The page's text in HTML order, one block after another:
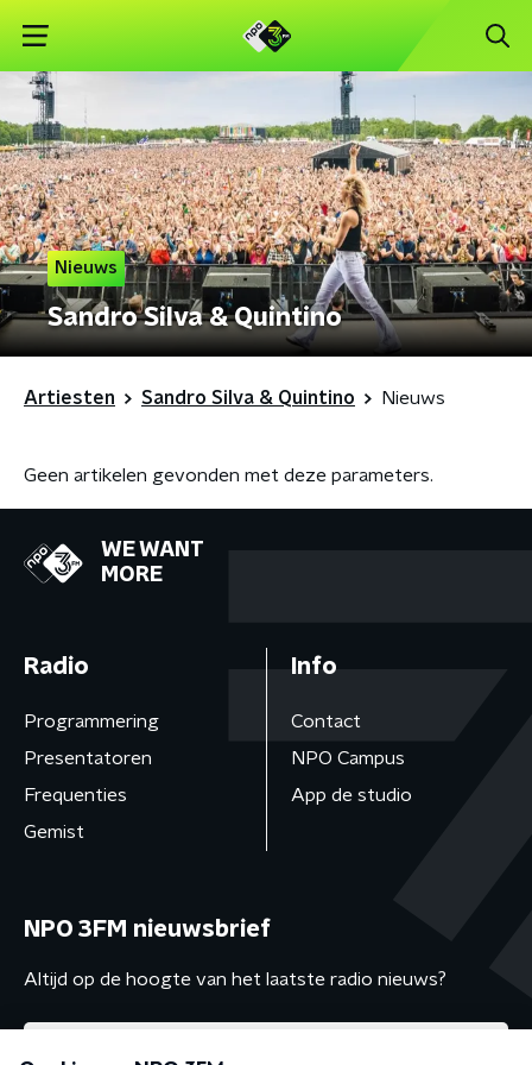
Nieuws
Sandro Silva & Quintino
Artiesten Sandro Silva & Quintino Nieuws
Geen artikelen gevonden met deze parameters.
WE WANT
MORE
Radio
Programmering
Presentatoren
Frequenties
Gemist
Info
Contact
NPO Campus
App de studio
NPO 3FM nieuwsbrief
Altijd op de hoogte van het laatste radio nieuws?